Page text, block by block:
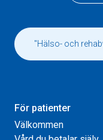
För patienter
Välkommen